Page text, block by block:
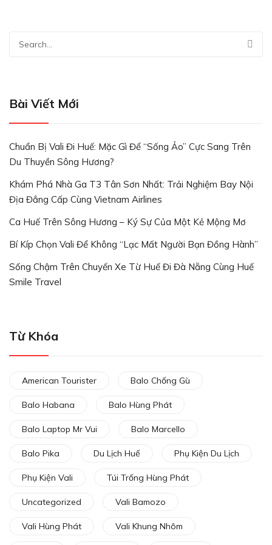
Bài Viết Mới
Chuẩn Bị Vali Đi Huế: Mặc Gì Để “Sống Ảo” Cực Sang Trên
Du Thuyền Sông Hương?
Khám Phá Nhà Ga T3 Tân Sơn Nhất: Trải Nghiệm Bay Nội
Địa Đẳng Cấp Cùng Vietnam Airlines
Ca Huế Trên Sông Hương – Ký Sự Của Một Kẻ Mộng Mơ
Bí Kíp Chọn Vali Để Không “lạc Mất Người Bạn Đồng Hành”
Sống Chậm Trên Chuyến Xe Từ Huế Đi Đà Nẵng Cùng Huế
Smile Travel
Từ Khóa
American Tourister Balo Chống Gù
Balo Habana Balo Hùng Phát
Balo Laptop Mr Vui Balo Marcello
Balo Pika Du Lịch Huế Phụ Kiện Du Lịch
Phụ Kiện Vali Túi Trống Hùng Phát
Uncategorized Vali Bamozo
Vali Hùng Phát Vali Khung Nhôm